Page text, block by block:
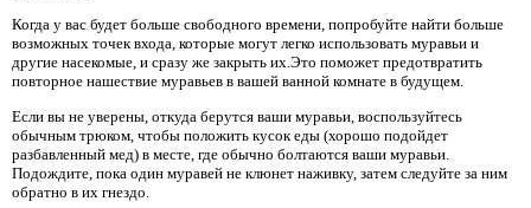
Когда у вас будет больше свободного времени, попробуйте найти больше
возможных точек входа, которые могут легко использовать муравьи и
другие насекомые, и сразу же закрыть их.Это поможет предотвратить
повторное нашествие муравьев в вашей ванной комнате в будущем.
Если вы не уверены, откуда берутся ваши муравьи, воспользуйтесь
обычным трюком, чтобы положить кусок еды (хорошо подойдет
разбавленный мед) в месте, где обычно болтаются ваши муравьи.
Подождите, пока один муравей не клюнет наживку, затем следуйте за ним
обратно в их гнездо.